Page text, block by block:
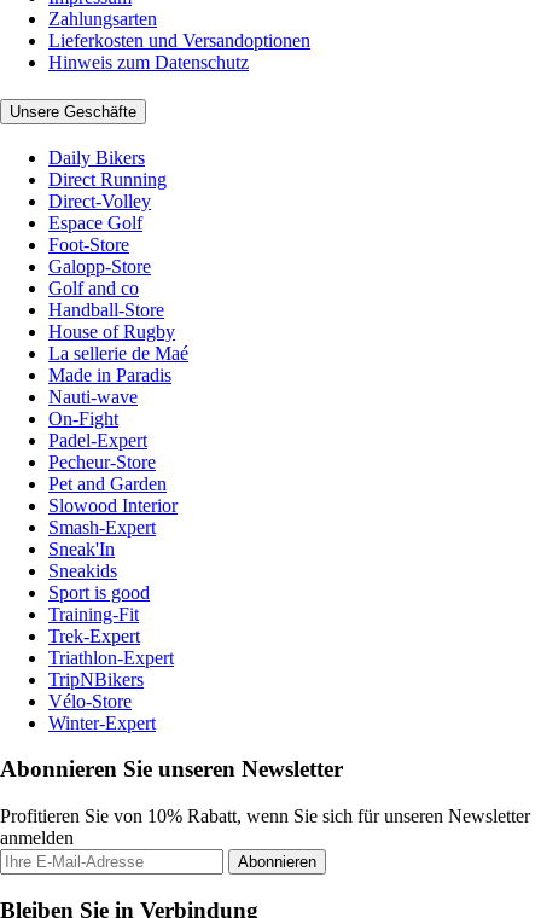
Zahlungsarten
Lieferkosten und Versandoptionen
Hinweis zum Datenschutz
Unsere Geschäfte
Daily Bikers
Direct Running
Direct-Volley
Espace Golf
Foot-Store
Galopp-Store
Golf and co
Handball-Store
House of Rugby
La sellerie de Maé
Made in Paradis
Nauti-wave
On-Fight
Padel-Expert
Pecheur-Store
Pet and Garden
Slowood Interior
Smash-Expert
Sneak'In
Sneakids
Sport is good
Training-Fit
Trek-Expert
Triathlon-Expert
TripNBikers
Vélo-Store
Winter-Expert
Abonnieren Sie unseren Newsletter
Profitieren Sie von 10% Rabatt, wenn Sie sich für unseren Newsletter
anmelden
Abonnieren
Bleiben Sie in Verbindung